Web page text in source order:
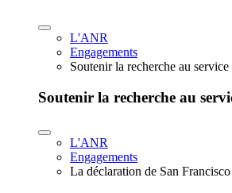
L'ANR
Engagements
Soutenir la recherche au
Soutenir la recherche au
L'ANR
Engagements
La déclaration de San Francisco